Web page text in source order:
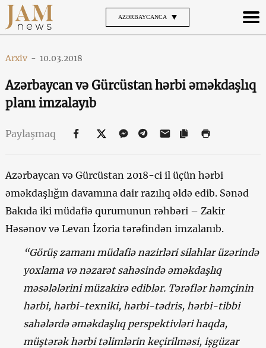
AZƏRBAYCANCA
Arxiv - 10.03.2018
Azərbaycan və Gürcüstan hərbi əməkdaşlıq
planı imzalayıb
Paylaşmaq
Azərbaycan və Gürcüstan 2018-ci il üçün hərbi
əməkdaşlığın davamına dair razılıq əldə edib. Sənəd
Bakıda iki müdafiə qurumunun rəhbəri – Zakir
Həsənov və Levan İzoria tərəfindən imzalanıb.
“Görüş zamanı müdafiə nazirləri silahlar üzərində
yoxlama və nəzarət sahəsində əməkdaşlıq
məsələlərini müzakirə ediblər. Tərəflər həmçinin
hərbi, hərbi-texniki, hərbi-tədris, hərbi-tibbi
sahələrdə əməkdaşlıq perspektivləri haqda,
müştərək hərbi təlimlərin keçirilməsi, işgüzar